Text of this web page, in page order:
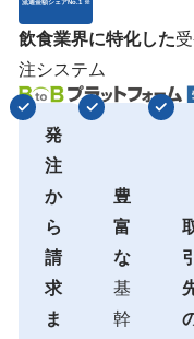
流通金額シェアNo.1 ※
飲食業界に特化した
注システム
発
注
か
ら
請
求
ま
豊
富
な
基
幹
引